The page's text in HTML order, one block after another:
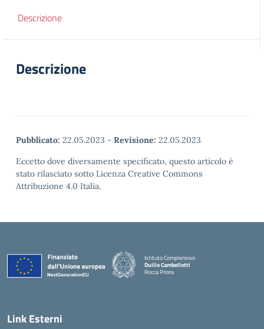
Descrizione
Descrizione
Pubblicato: 22.05.2023 - Revisione: 22.05.2023
Eccetto dove diversamente specificato, questo articolo è
stato rilasciato sotto Licenza Creative Commons
Attribuzione 4.0 Italia.
Istituto Comprensivo
Duilio Cambellotti
Rocca Priora
Link Esterni